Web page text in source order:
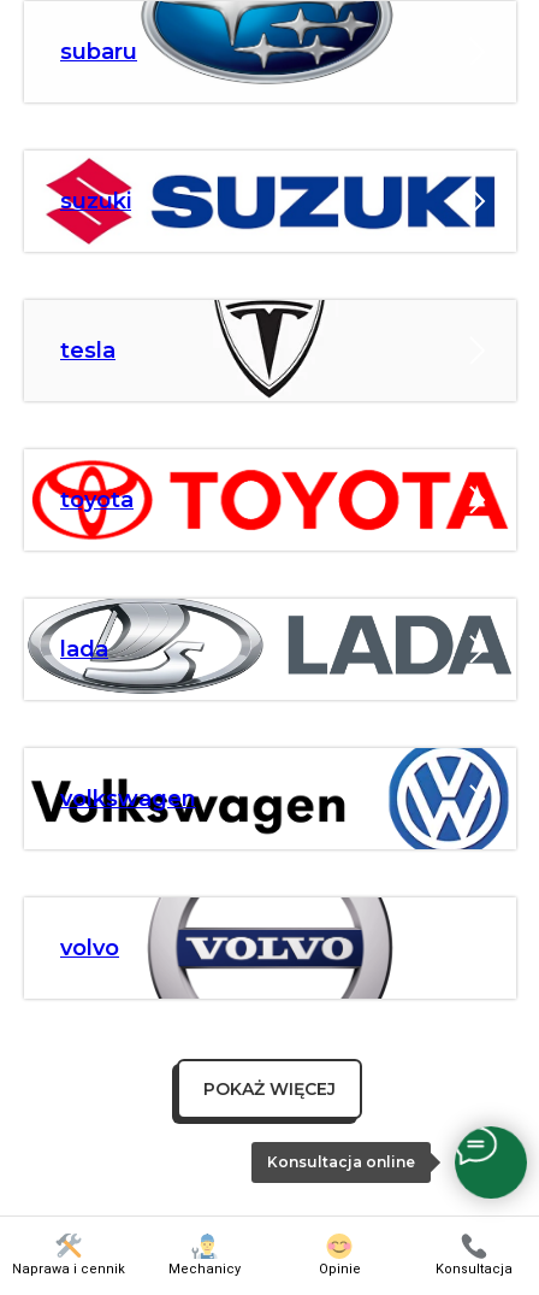
Konsultacja online
Naprawa i cennik Mechanicy Opinie Konsultacja
subaru
suzuki
tesla
toyota
lada
volkswagen
volvo
POKAŻ WIĘCEJ